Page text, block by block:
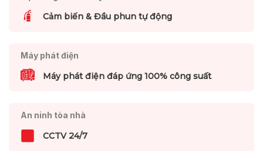
Cảm biến & Đầu phun tự động
Máy phát điện
Máy phát điện đáp ứng 100% công suất
An ninh tòa nhà
CCTV 24/7